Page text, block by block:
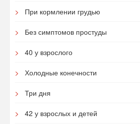
При кормлении грудью
Без симптомов простуды
40 у взрослого
Холодные конечности
Три дня
42 у взрослых и детей